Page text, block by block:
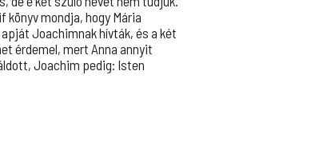
könyv mondja, hogy Mária
Joachimnak hívták, és a két
érdemel, mert Anna annyit
Joachim pedig: Isten